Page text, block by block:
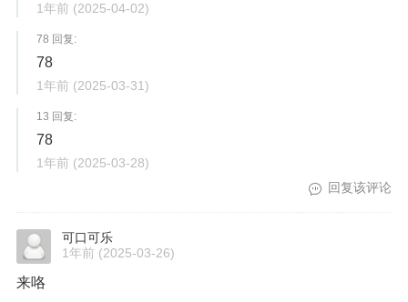
1年前 (2025-04-02)
78 回复:
78
1年前 (2025-03-31)
13 回复:
78
1年前 (2025-03-28)
回复该评论
可口可乐
1年前 (2025-03-26)
来咯